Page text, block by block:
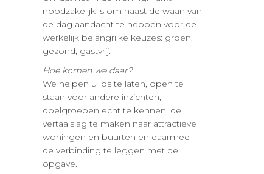
noodzakelijk is om naast de waan van
de dag aandacht te hebben voor de
werkelijk belangrijke keuzes: groen,
gezond, gastvrij.
Hoe komen we daar?
We helpen u los te laten, open te
staan voor andere inzichten,
doelgroepen echt te kennen, de
vertaalslag te maken naar attractieve
woningen en buurten en daarmee
de verbinding te leggen met de
opgave.